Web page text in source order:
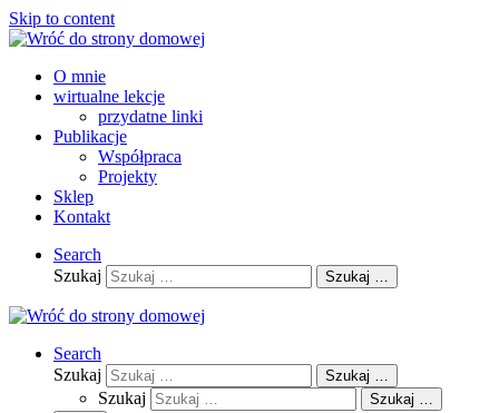
Skip to content
O mnie
wirtualne lekcje
przydatne linki
Publikacje
Współpraca
Projekty
Sklep
Kontakt
Search
Szukaj
Szukaj …
Search
Szukaj
Szukaj …
Szukaj
Szukaj …